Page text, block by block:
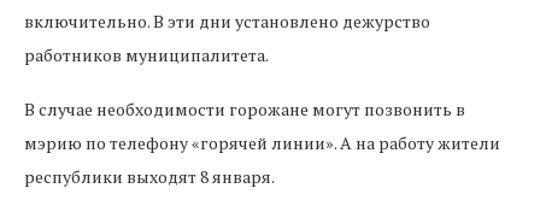
включительно. В эти дни установлено дежурство
работников муниципалитета.
В случае необходимости горожане могут позвонить в
мэрию по телефону «горячей линии». А на работу жители
республики выходят 8 января.